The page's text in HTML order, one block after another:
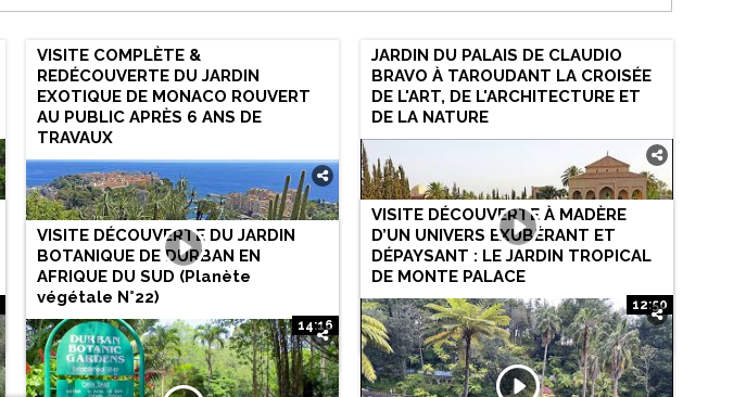
VISITE COMPLÈTE &
REDÉCOUVERTE DU JARDIN
EXOTIQUE DE MONACO ROUVERT
AU PUBLIC APRÈS 6 ANS DE
TRAVAUX
14:16
il y a 2 mois 1999 84
JARDIN DU PALAIS DE CLAUDIO
BRAVO À TAROUDANT LA CROISÉE
DE L'ART, DE L'ARCHITECTURE ET
DE LA NATURE
12:50
il y a 4 mois 1357 55
VISITE DÉCOUVERTE À MADÈRE
D’UN UNIVERS EXUBÉRANT ET
DÉPAYSANT : LE JARDIN TROPICAL
DE MONTE PALACE
VISITE DÉCOUVERTE DU JARDIN
BOTANIQUE DE DURBAN EN
AFRIQUE DU SUD (Planète
végétale N°22)